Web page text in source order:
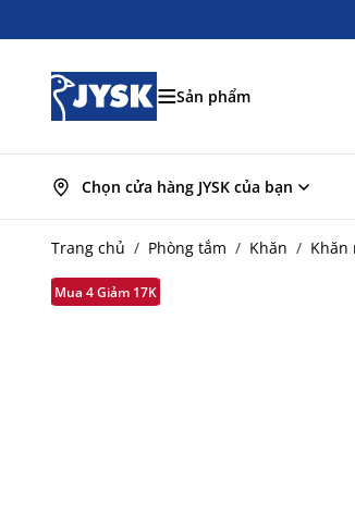
Sản phẩm
Chọn cửa hàng JYSK của bạn
Trang chủ / Phòng tắm / Khăn / Khăn
Mua 4 Giảm 17K